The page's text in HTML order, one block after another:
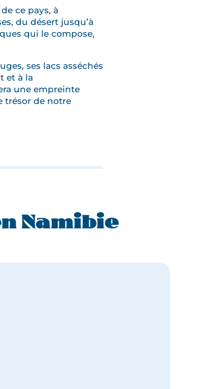
ce pays, à
du désert jusqu’à
qui le compose,
ses lacs asséchés
et à la
une empreinte
trésor de notre
Namibie